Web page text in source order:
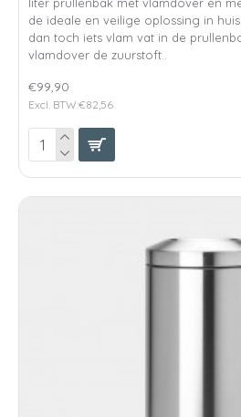
de ideale en veilige oplossing in
dan toch iets vlam vat in de
vlamdover de zuurstoft..
€99,90
Excl. BTW:€82,56